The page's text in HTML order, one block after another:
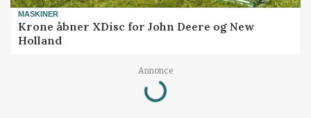
MASKINER
Krone åbner XDisc for John Deere og New
Holland
Annonce
Loading...